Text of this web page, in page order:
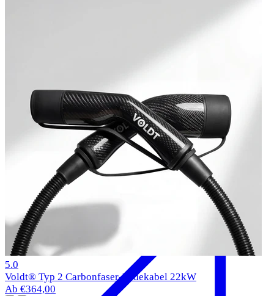
BMW i5 Ladekabel
11 kW
5.0
Voldt® Typ 2 Carbonfaser-Ladekabel 22kW
Ab €364,00